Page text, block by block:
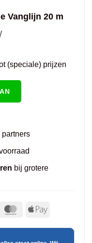
Vanglijn 20 m
(speciale) prijzen
partners
bij grotere